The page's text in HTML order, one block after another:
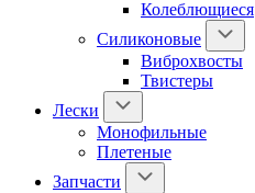
Колеблющиеся
Силиконовые
Виброхвосты
Твистеры
Лески
Монофильные
Плетеные
Запчасти